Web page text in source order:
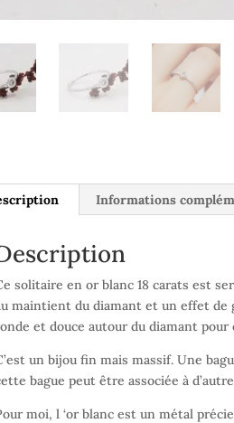
Informations
solitaire en or blanc 18 carats est
maintient du diamant et un effet de
et douce autour du diamant
un bijou fin mais massif. Une
bague peut être associée à
moi, l ‘or blanc est un métal